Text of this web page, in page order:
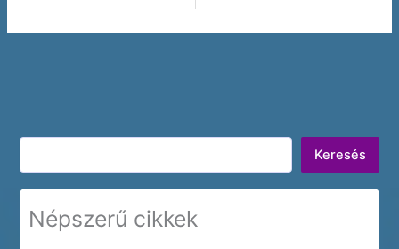
Keresés
Keresés
Népszerű cikkek